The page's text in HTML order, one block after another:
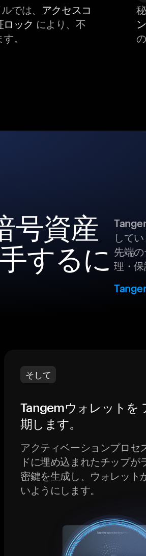
では、 アクセスコ
ロック により、不
。
号資産
するに
して
先端
理・保
そして
Tangemウォレットを
期します。
アクティベーションプロセ
ドに埋め込まれたチップが
密鍵を生成し、ウォレット
いようにします。